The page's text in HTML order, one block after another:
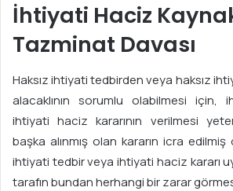
İhtiyati Haciz
Tazminat Davası
Haksız ihtiyati tedbirden veya haksız
alacaklının sorumlu olabilmesi için,
ihtiyati haciz kararının verilmesi
başka alınmış olan kararın icra edilmiş
ihtiyati tedbir veya ihtiyati haciz kararı
tarafın bundan herhangi bir zarar